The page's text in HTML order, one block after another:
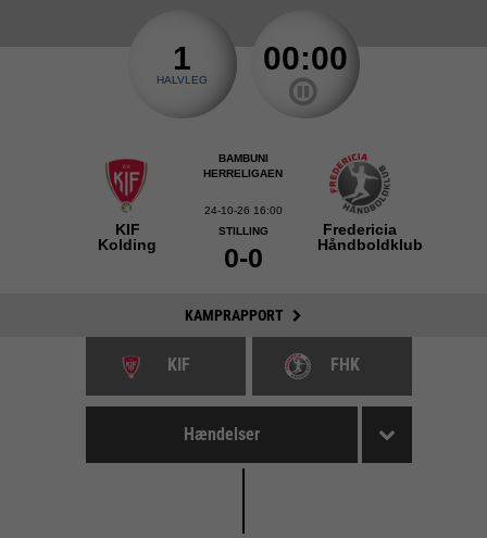
1
HALVLEG
00:00
KIF
Kolding
BAMBUNI
HERRELIGAEN
24-10-26 16:00
STILLING
0-0
Fredericia
Håndboldklub
KAMPRAPPORT
KIF FHK
Hændelser